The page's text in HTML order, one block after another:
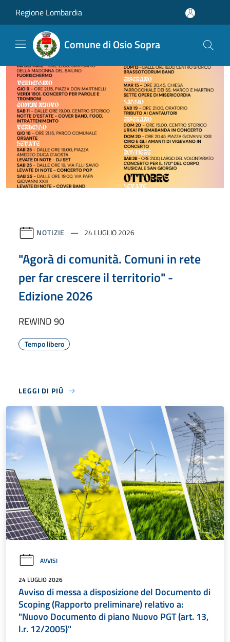
Regione Lombardia
Comune di Osio Sopra
NOTIZIE 24 LUGLIO 2026
"Agorà di comunità. Comuni in rete
per far crescere il territorio" -
Edizione 2026
REWIND 90
Tempo libero
LEGGI DI PIÙ
AVVISI
24 LUGLIO 2026
Avviso di messa a disposizione del Documento di
Scoping (Rapporto preliminare) relativo a:
"Nuovo Documento di piano Nuovo PGT (art. 13,
l.r. 12/2005)"